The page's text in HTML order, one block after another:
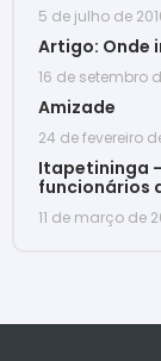
5 de julho de
Artigo: Onde
16 de setembro
Amizade
24 de fevereiro
Itapetininga
funcionários
11 de março de